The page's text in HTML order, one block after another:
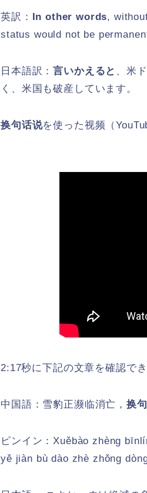
英訳： In other words,
status would not be
日本語訳：言いかえると 、米
く、米国も破産しています。
换句话说を使った视频（
2:17秒に下記の文章を確認でき
中国語：雪豹正濒临消亡，换
ピンイン：Xuěbào zhèng
yě jiàn bù dào zhè zhǒng